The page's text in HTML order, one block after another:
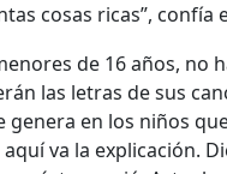
cosas ricas”, confía
de 16 años, no
las letras de sus
en los niños
va la explicación.